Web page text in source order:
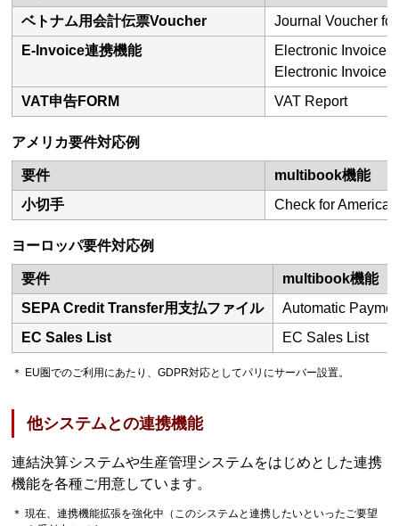
ベトナム用会計伝票Voucher
Journal Voucher
E-Invoice連携機能
Electronic Invoice
Electronic Invoice
VAT申告FORM
VAT Report
アメリカ要件対応例
要件
multibook機能
小切手
Check for America
ヨーロッパ要件対応例
要件
multibook機能
SEPA Credit Transfer用支払ファイル
Automatic
EC Sales List
EC Sales List
＊ EU圏でのご利用にあたり、GDPR対応としてパリにサーバー設置。
他システムとの連携機能
連結決算システムや生産管理システムをはじめとした連携
機能を各種ご用意しています。
＊ 現在、連携機能拡張を強化中（このシステムと連携したいといったご要望